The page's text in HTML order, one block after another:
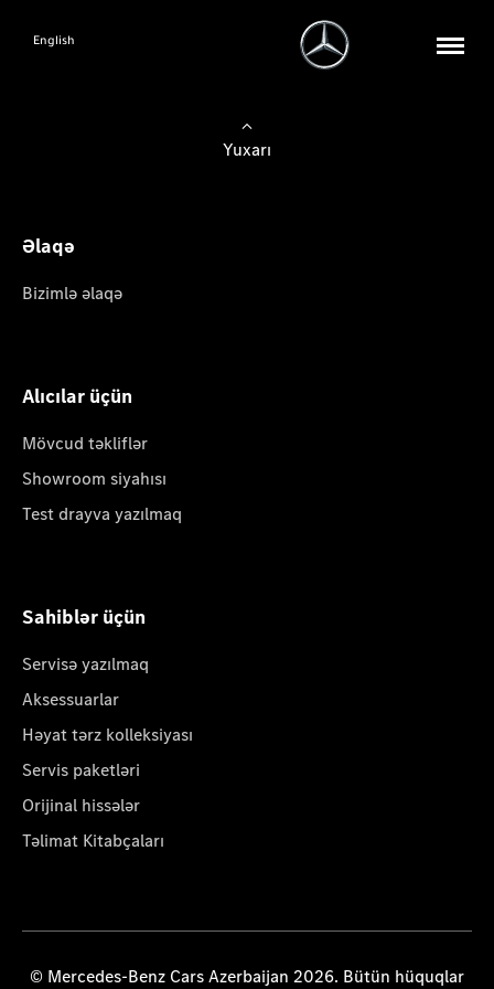
English
Yuxarı
Əlaqə
Bizimlə əlaqə
Alıcılar üçün
Mövcud təkliflər
Showroom siyahısı
Test drayva yazılmaq
Sahiblər üçün
Servisə yazılmaq
Aksessuarlar
Həyat tərz kolleksiyası
Servis paketləri
Orijinal hissələr
Təlimat Kitabçaları
© Mercedes-Benz Cars Azerbaijan 2026. Bütün hüquqlar